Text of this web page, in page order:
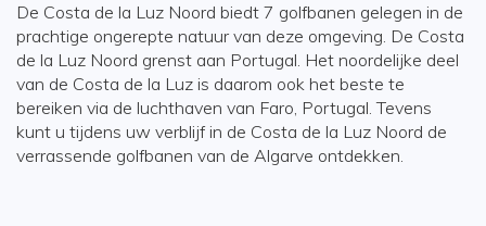
De Costa de la Luz Noord biedt 7 golfbanen gelegen in de
prachtige ongerepte natuur van deze omgeving. De Costa
de la Luz Noord grenst aan Portugal. Het noordelijke deel
van de Costa de la Luz is daarom ook het beste te
bereiken via de luchthaven van Faro, Portugal. Tevens
kunt u tijdens uw verblijf in de Costa de la Luz Noord de
verrassende golfbanen van de Algarve ontdekken.